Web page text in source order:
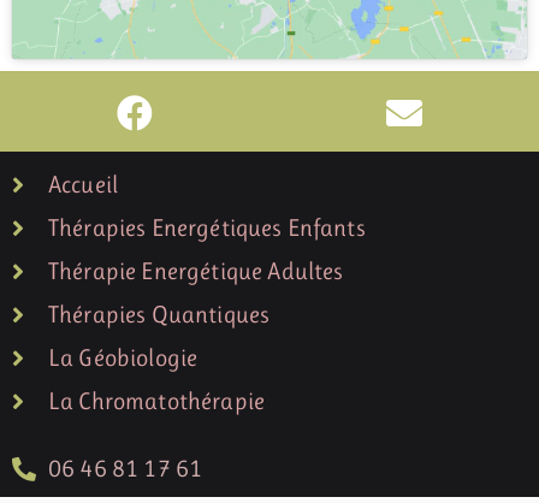
Accueil
Thérapies Energétiques Enfants
Thérapie Energétique Adultes
Thérapies Quantiques
La Géobiologie
La Chromatothérapie
06 46 81 17 61